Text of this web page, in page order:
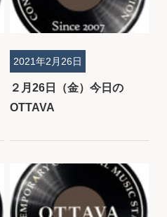
２月26日（金）今日の
OTTAVA
2021年2月26日